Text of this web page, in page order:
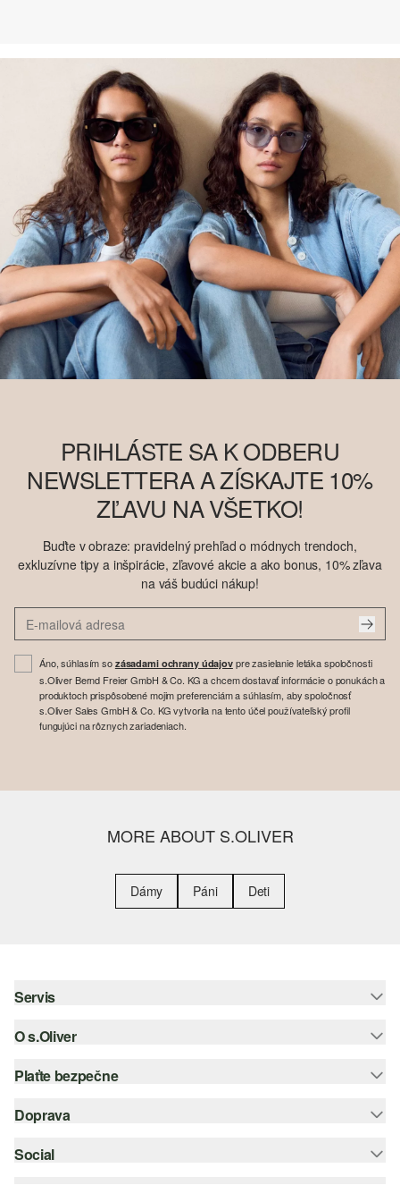
PRIHLÁSTE SA K ODBERU
NEWSLETTERA A ZÍSKAJTE 10%
ZĽAVU NA VŠETKO!
Buďte v obraze: pravidelný prehľad o módnych trendoch,
exkluzívne tipy a inšpirácie, zľavové akcie a ako bonus, 10% zľava
na váš budúci nákup!
Áno, súhlasím so zásadami ochrany údajovpre zasielanie letáka spoločnosti
s.Oliver Bernd Freier GmbH & Co. KG a chcem dostavať informácie o ponukách a
produktoch prispôsobené mojim preferenciám a súhlasím, aby spoločnosť
s.Oliver Sales GmbH & Co. KG vytvorila na tento účel používateľský profil
fungujúci na rôznych zariadeniach.
MORE ABOUT S.OLIVER
Dámy Páni Deti
Servis
Pomoc a FAQ
Nápoveda k veľkostiam
O s.Oliver
Leták
Plaťte bezpečne
Kreditná karta
Doprava
Slovenská pošta
Social